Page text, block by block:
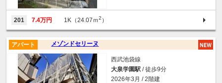
201 7.4万円 1K（24.07ｍ2 ）
メゾンドセリーヌ
アパート
西武池袋線
大泉学園駅 / 徒歩9分
2026年3月 / 2階建